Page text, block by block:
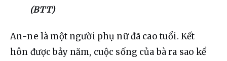
(BTT)
An-ne là một người phụ nữ đã cao tuổi. Kết
hôn được bảy năm, cuộc sống của bà ra sao kể